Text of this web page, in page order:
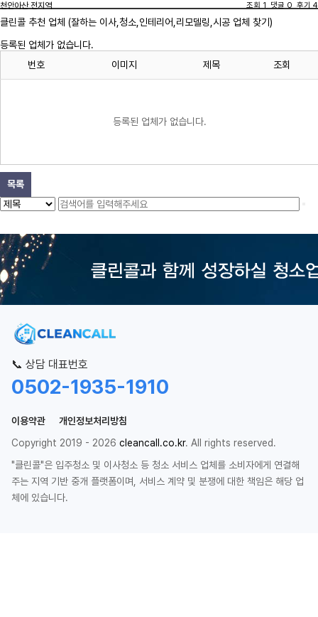
천안아산 전지역 조회 1 댓글 0 후기 4
클린콜 추천 업체 (잘하는 이사, 청소 ,인테리어,리모델링,시공 업체 찾기)
등록된 업체가 없습니다.
번호
이미지 제목 조회
등록된 업체가 없습니다.
목록
📞 상담 대표번호
0502-1935-1910
이용약관
개인정보처리방침
Copyright 2019 - 2026 cleancall.co.kr. All rights reserved.
"클린콜"은 입주청소 및 이사청소 등 청소 서비스 업체를 소비자에게 연결해
주는 지역 기반 중개 플랫폼이며, 서비스 계약 및 분쟁에 대한 책임은 해당 업
체에 있습니다.